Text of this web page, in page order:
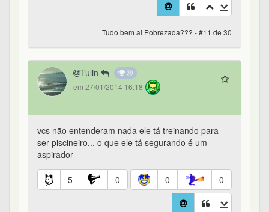
Tudo bem ai Pobrezada??? - #11 de 30
Tulin
em 27/01/2014 16:18
vcs não entenderam nada ele tá treinando para
ser piscineiro... o que ele tá segurando é um
aspirador
5 0 0 0